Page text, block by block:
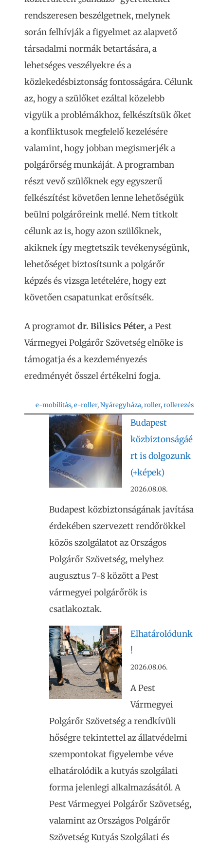
rendszeresen beszélgetnek, melynek
során felhívják a figyelmet az alapvető
társadalmi normák betartására, a
lehetséges veszélyekre és a
közlekedésbiztonság fontosságára. Célunk
az, hogy a szülőket ezáltal közelebb
vigyük a problémákhoz, felkészítsük őket
a konfliktusok megfelelő kezelésére
valamint, hogy jobban megismerjék a
polgárőrség munkáját. A programban
részt vevő szülőknek egy egyszerű
felkészítést követően lenne lehetőségük
beülni polgárőreink mellé. Nem titkolt
célunk az is, hogy azon szülőknek,
akiknek így megtetszik tevékenységünk,
lehetőséget biztosítsunk a polgárőr
képzés és vizsga letételére, hogy ezt
követően csapatunkat erősítsék.
A programotdr. Bilisics Péter, a Pest
Vármegyei Polgárőr Szövetség elnöke is
támogatja és a kezdeményezés
eredményét ősszel értékelni fogja.
e-mobilitás, e-roller, Nyáregyháza, roller, rollerezés
Budapest
közbiztonságáé
rt is dolgozunk
(+képek)
2026.08.08.
Budapest közbiztonságának javítása
érdekében szervezett rendőrökkel
közös szolgálatot az Országos
Polgárőr Szövetség, melyhez
augusztus 7-8 között a Pest
vármegyei polgárőrök is
csatlakoztak.
Elhatárolódunk
!
2026.08.06.
A Pest
Vármegyei
Polgárőr Szövetség a rendkívüli
hőségre tekintettel az állatvédelmi
szempontokat figyelembe véve
elhatárolódik a kutyás szolgálati
forma jelenlegi alkalmazásától. A
Pest Vármegyei Polgárőr Szövetség,
valamint az Országos Polgárőr
Szövetség Kutyás Szolgálati és